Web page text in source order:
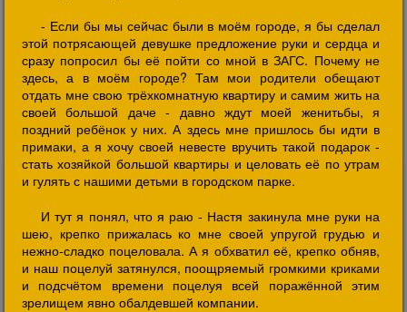
- Если бы мы сейчас были в моём городе, я бы сделал
этой потрясающей девушке предложение руки и сердца и
сразу попросил бы её пойти со мной в ЗАГС. Почему не
здесь, а в моём городе? Там мои родители обещают
отдать мне свою трёхкомнатную квартиру и самим жить на
своей большой даче - давно ждут моей женитьбы, я
поздний ребёнок у них. А здесь мне пришлось бы идти в
примаки, а я хочу своей невесте вручить такой подарок -
стать хозяйкой большой квартиры и целовать её по утрам
и гулять с нашими детьми в городском парке.
И тут я понял, что я раю - Настя закинула мне руки на
шею, крепко прижалась ко мне своей упругой грудью и
нежно-сладко поцеловала. А я обхватил её, крепко обняв,
и наш поцелуй затянулся, поощряемый громкими криками
и подсчётом времени поцелуя всей поражённой этим
зрелищем явно обалдевшей компании.